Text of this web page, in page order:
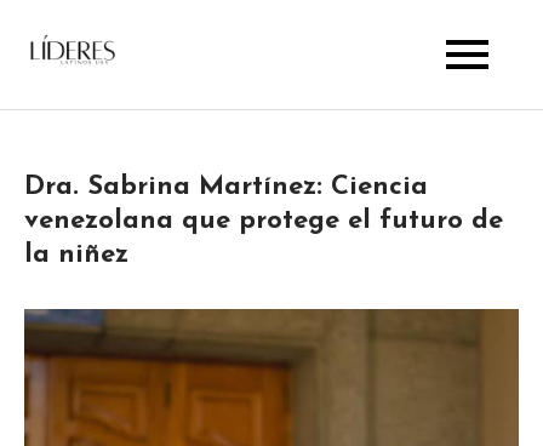
Dra. Sabrina Martínez: Ciencia
venezolana que protege el futuro de
la niñez